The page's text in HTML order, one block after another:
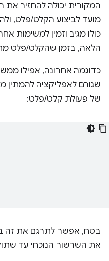
המקורית יכולה להחזיר
מועד לביצוע הקלט/פלט,
כולו מגיב וזמין למשימות
הלאה, בזמן שהקלט/פלט
שגורם לאפליקציה להמתין
של פעולת קלט/פלט:
בטח, אפשר לתרגם את זה
את השרשור הנוכחי עד